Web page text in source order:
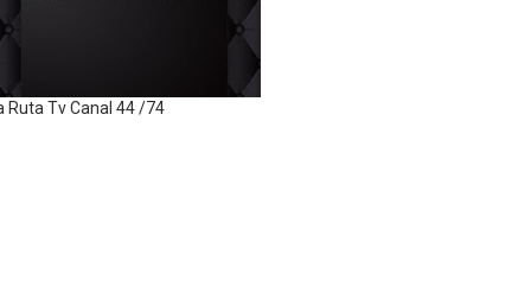
Ruta Tv Canal 44 /74